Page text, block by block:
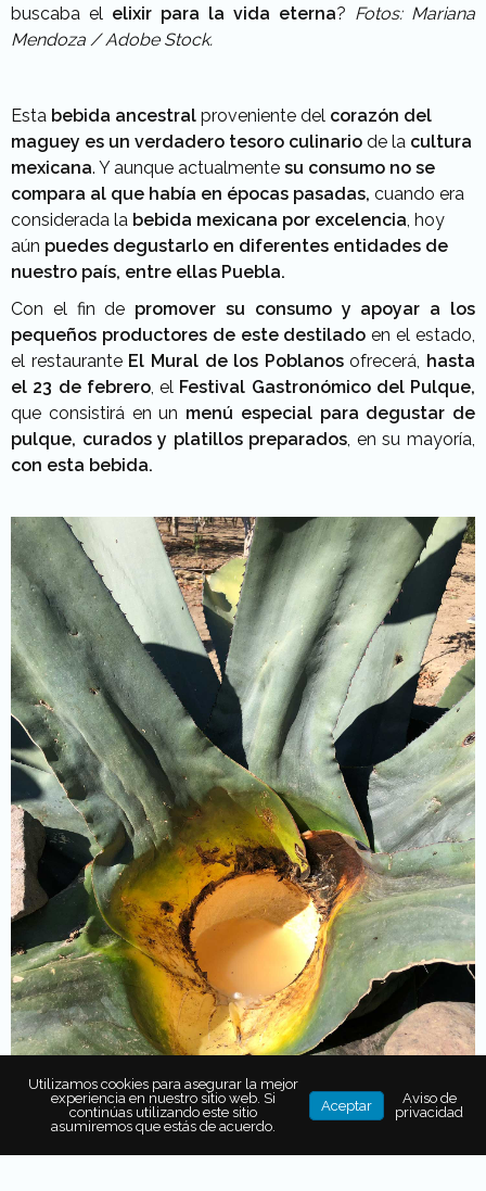
buscaba el elixir para la vida eterna? Fotos: Mariana
Mendoza / Adobe Stock.
Esta bebida ancestral proveniente del corazón del
maguey es un verdadero tesoro culinario de la cultura
mexicana. Y aunque actualmente su consumo no se
compara al que había en épocas pasadas, cuando era
considerada la bebida mexicana por excelencia, hoy
aún puedes degustarlo en diferentes entidades de
nuestro país, entre ellas Puebla.
Con el fin de promover su consumo y apoyar a los
pequeños productores de este destilado en el estado,
el restaurante El Mural de los Poblanosofrecerá, hasta
el 23 de febrero, el Festival Gastronómico del Pulque,
que consistirá en un menú especial para degustar de
pulque, curados y platillos preparados, en su mayoría,
con esta bebida.
Utilizamos cookies para asegurar la mejor
experiencia en nuestro sitio web. Si
continúas utilizando este sitio
asumiremos que estás de acuerdo.
Aceptar
Aviso de
privacidad